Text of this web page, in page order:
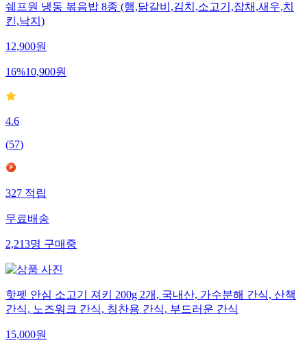
쉐프원 냉동 볶음밥 8종 (햄,닭갈비,김치,소고기,잡채,새우,치
킨,낙지)
12,900원
16%10,900원
4.6
(57)
327적립
무료배송
2,213명구매중
핫펫 안심 소고기 져키 200g 2개, 국내산, 가수분해 간식, 산책
간식, 노즈워크 간식, 칭찬용 간식, 부드러운 간식
15,000원